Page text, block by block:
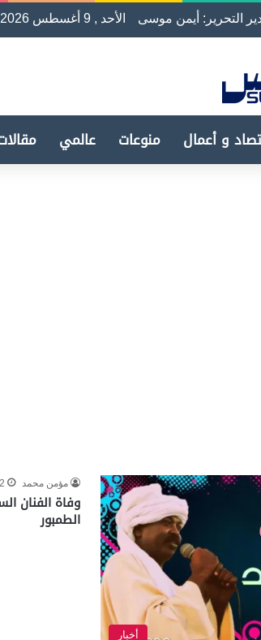
التحرير: أيمن موسى الأحد , 9 أغسطس 2026
و أعمال منوعات عالمي
أخبار
مؤمن محمد
وفاة الفنان
الطمبور